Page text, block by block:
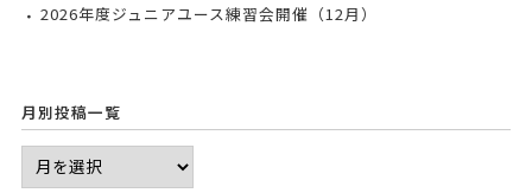
2026年度ジュニアユース練習会開催（12月）
月別投稿一覧